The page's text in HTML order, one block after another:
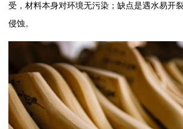
受，材料本身对环境无污染；缺点是遇水易开
侵蚀。